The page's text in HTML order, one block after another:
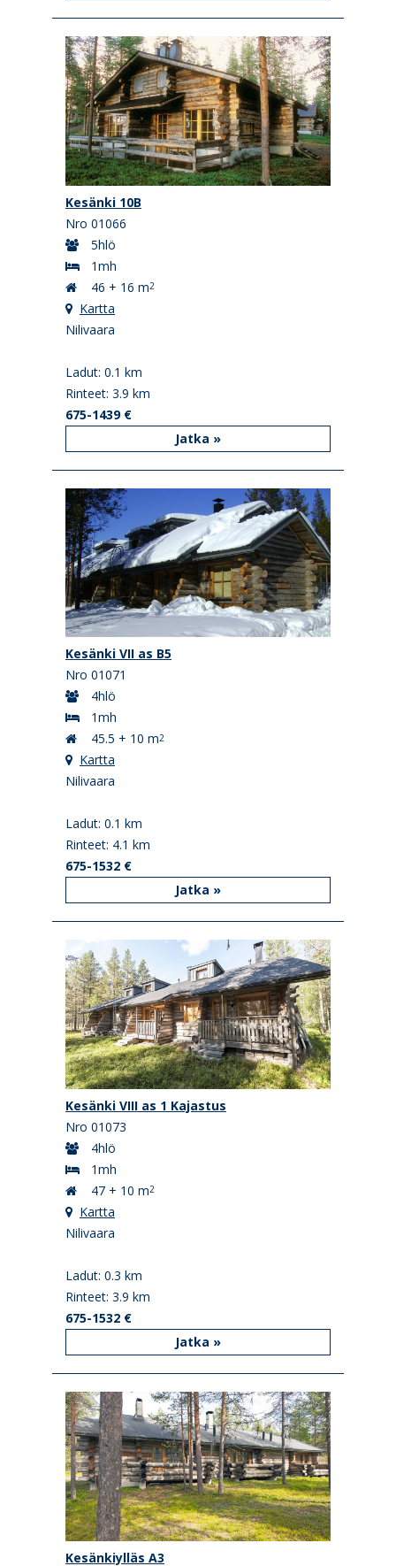
Kesänki 10B
Nro 01066
5hlö
1mh
46 + 16 m2
Kartta
Nilivaara
Ladut: 0.1 km
Rinteet: 3.9 km
675-1439 €
Jatka »
Kesänki VII as B5
Nro 01071
4hlö
1mh
45.5 + 10 m2
Kartta
Nilivaara
Ladut: 0.1 km
Rinteet: 4.1 km
675-1532 €
Jatka »
Kesänki VIII as 1 Kajastus
Nro 01073
4hlö
1mh
47 + 10 m2
Kartta
Nilivaara
Ladut: 0.3 km
Rinteet: 3.9 km
675-1532 €
Jatka »
Kesänkiylläs A3